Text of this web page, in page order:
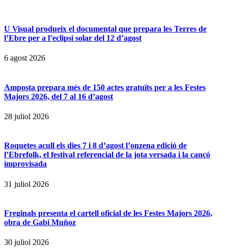
U Visual produeix el documental que prepara les Terres de
l’Ebre per a l’eclipsi solar del 12 d’agost
6 agost 2026
Amposta prepara més de 150 actes gratuïts per a les Festes
Majors 2026, del 7 al 16 d’agost
28 juliol 2026
Roquetes acull els dies 7 i 8 d’agost l’onzena edició de
l’Ebrefolk, el festival referencial de la jota versada i la cançó
improvisada
31 juliol 2026
Freginals presenta el cartell oficial de les Festes Majors 2026,
obra de Gabi Muñoz
30 juliol 2026